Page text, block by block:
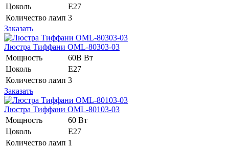
Цоколь
E27
Количество ламп 3
Заказать
Люстра Тиффани OML-80303-03
Мощность
60В Вт
Цоколь
E27
Количество ламп 3
Заказать
Люстра Тиффани OML-80103-03
Мощность
60 Вт
Цоколь
E27
Количество ламп 1